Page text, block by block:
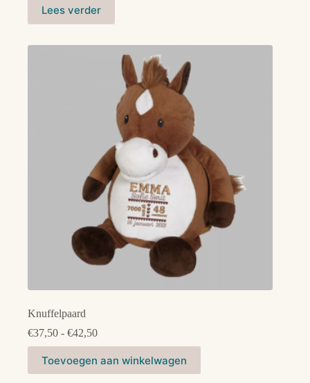
Lees verder
Knuffelpaard
€37,50 - €42,50Prijsklasse:
€37,50
tot
Toevoegen aan winkelwagen
product
heeft